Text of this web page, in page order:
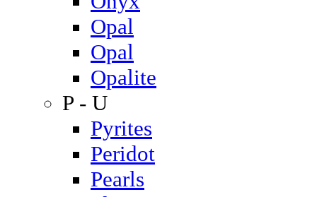
Opal
Opal
Opalite
P - U
Pyrites
Peridot
Pearls